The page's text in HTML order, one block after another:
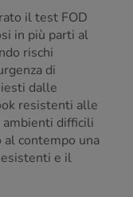
il test FOD
in più parti al
rischi
di
dalle
resistenti alle
difficili
contempo una
e il